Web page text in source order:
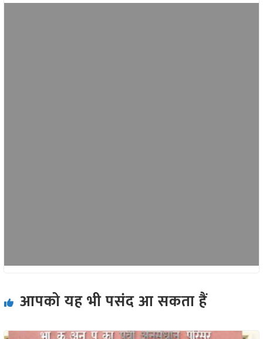
आपको यह भी पसंद आ सकता हैं